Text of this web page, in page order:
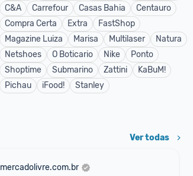
C&A
Carrefour Casas Bahia
Centauro
Compra Certa
Extra
FastShop
Magazine Luiza
Marisa Multilaser
Natura
Netshoes
O Boticario Nike
Ponto
Shoptime
Submarino Zattini
KaBuM!
Pichau
iFood! Stanley
Ver todas
mercadolivre.com.br